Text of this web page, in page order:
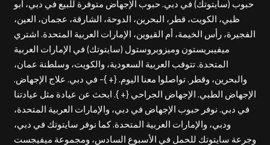
حبوب (سايتوتك) في دبي. حبوب الإجهاض متوفرة للبيع في دبي، أبو
ظبي، الكويت، قطر، البحرين، الدوحة، الشارقة، عجمان، العين،
الفجيرة، رأس الخيمة، أم القيوين، الإمارات العربية المتحدة. اشتري
ميفيبريستون وميزوبروستول (سايتوتك) في الإمارات العربية
المتحدة. تتوفب العربية السعودية، والكويت، وسلطنة عمان،
والبحرين، وقطر. تواصلوا معنا اليوم. {+ }- في دبي. علاج الإجهاض.
الإجهاض الطبي. الإجهاض الجراحي {+ }. ابحث عن عيادة مثل عيادتنا
في دبي. نوفر حبوب الإجهاض في دبي، والإمارات العربية المتحدة،
ودبي، والإمارات العربية المتحدة. كما نوفر سايتوتك في دبي،
وجرعة سايتوتك للحمل في الأسبوع السادس، ومجموعة ميفيجست